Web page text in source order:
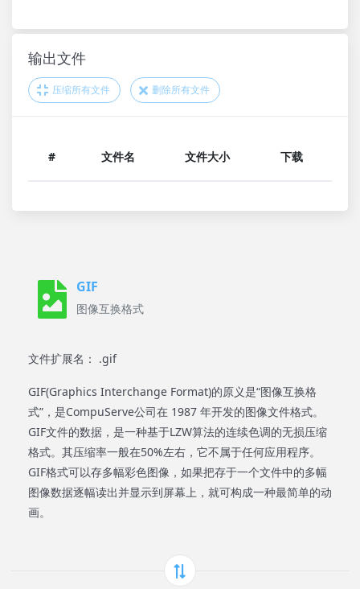
输出文件
压缩所有文件 删除所有文件
# 文件名 文件大小 下载
GIF
图像互换格式
文件扩展名： .gif
GIF(Graphics Interchange Format)的原义是“图像互换格
式”，是CompuServe公司在 1987 年开发的图像文件格式。
GIF文件的数据，是一种基于LZW算法的连续色调的无损压缩
格式。其压缩率一般在50%左右，它不属于任何应用程序。
GIF格式可以存多幅彩色图像，如果把存于一个文件中的多幅
图像数据逐幅读出并显示到屏幕上，就可构成一种最简单的动
画。